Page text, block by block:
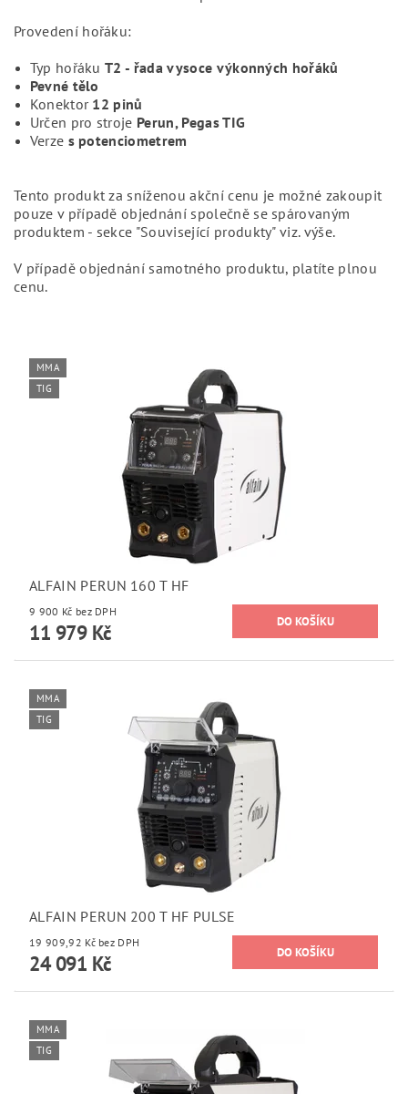
Provedení hořáku:
Typ hořákuT2 - řada vysoce výkonných hořáků
Pevné tělo
Konektor 12 pinů
Určen pro stroje Perun, Pegas TIG
Verze s potenciometrem
Tento produkt za sníženou akční cenu je možné zakoupit
pouze v případě objednání společně se spárovaným
produktem - sekce "Související produkty" viz. výše.
V případě objednání samotného produktu, platíte plnou
cenu.
MMA
TIG
ALFAIN PERUN 160 T HF
9 900 Kč bez DPH
11 979 Kč
MMA
TIG
ALFAIN PERUN 200 T HF PULSE
19 909,92 Kč bez DPH
24 091 Kč
MMA
TIG